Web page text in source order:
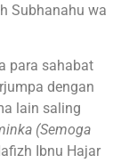
Subhanahu wa
para sahabat
dengan
lain saling
(Semoga
Ibnu Hajar